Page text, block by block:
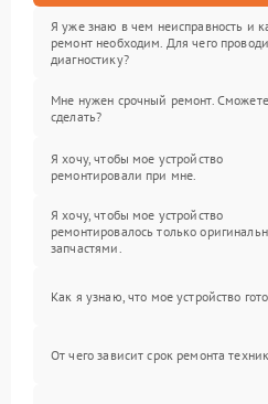
Я уже знаю в чем неисправность и
ремонт необходим. Для чего
диагностику?
Мне нужен срочный ремонт. Сможете
сделать?
Я хочу, чтобы мое устройство
ремонтировали при мне.
Я хочу, чтобы мое устройство
ремонтировалось только
запчастями.
Как я узнаю, что мое устройство
От чего зависит срок ремонта